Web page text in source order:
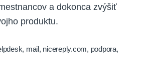
a dokonca zvýšiť
produktu.
, mail, nicereply.com, podpora,